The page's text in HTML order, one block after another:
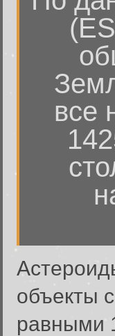
все
объекты
равными